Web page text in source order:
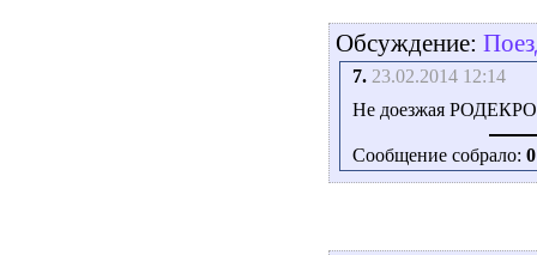
Обсуждение:
7. 23.02.2014 12:14
Не доезжая РОДЕКРО
Сообщение собрало: 0